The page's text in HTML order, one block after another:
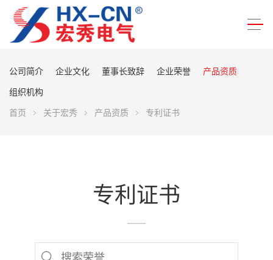
公司简介 企业文化 董事长致辞 企业荣誉
产品资质
组织机构
首页
关于宏秀 产品资质 专利证书
专利证书